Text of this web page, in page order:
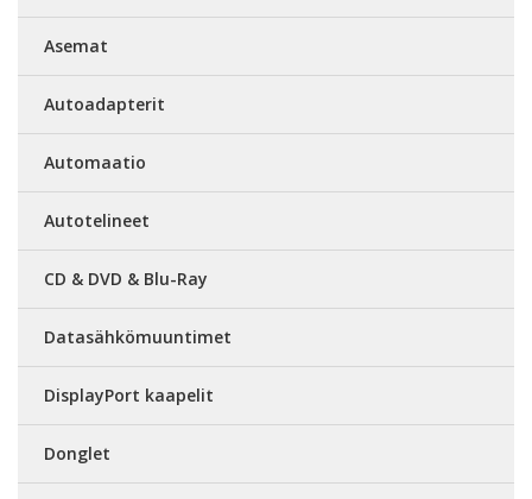
Asemat
Autoadapterit
Automaatio
Autotelineet
CD & DVD & Blu-Ray
Datasähkömuuntimet
DisplayPort kaapelit
Donglet